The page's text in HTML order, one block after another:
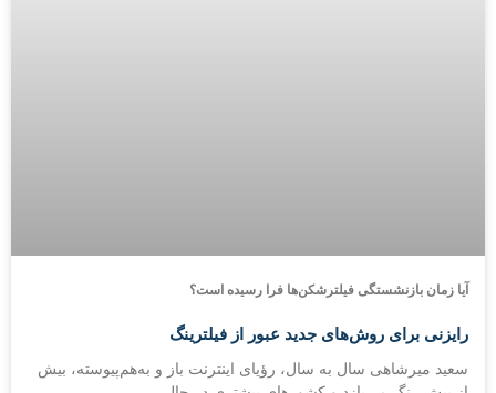
آیا زمان بازنشستگی فیلترشکن‌ها فرا رسیده است؟
رایزنی برای روش‌های جدید عبور از فیلترینگ
سعید میرشاهی سال به سال، رؤیای اینترنت باز و به‌هم‌پیوسته، بیش